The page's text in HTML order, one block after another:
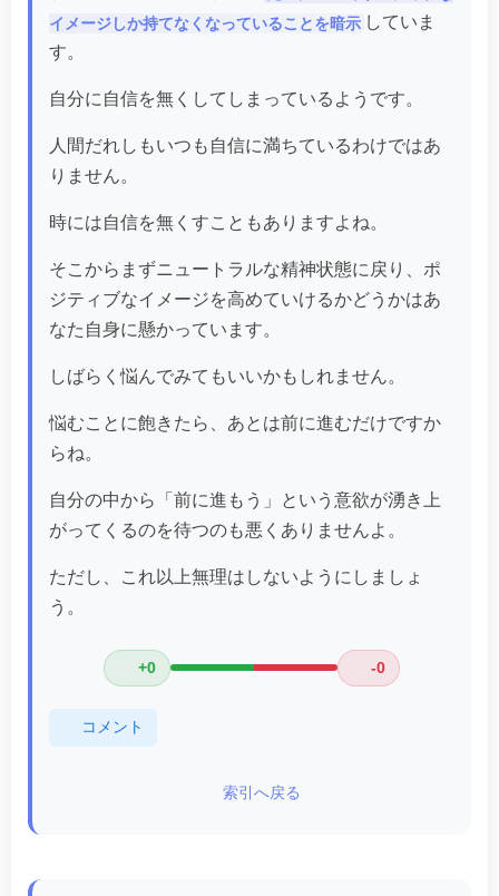
イメージしか持てなくなっていることを暗示 していま
す。
自分に自信を無くしてしまっているようです。
人間だれしもいつも自信に満ちているわけではあ
りません。
時には自信を無くすこともありますよね。
そこからまずニュートラルな精神状態に戻り、ポ
ジティブなイメージを高めていけるかどうかはあ
なた自身に懸かっています。
しばらく悩んでみてもいいかもしれません。
悩むことに飽きたら、あとは前に進むだけですか
らね。
自分の中から「前に進もう」という意欲が湧き上
がってくるのを待つのも悪くありませんよ。
ただし、これ以上無理はしないようにしましょ
う。
+0 -0
コメント
索引へ戻る